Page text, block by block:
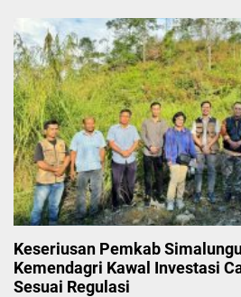
Keseriusan Pemkab
Kemendagri Kawal Investasi
Sesuai Regulasi